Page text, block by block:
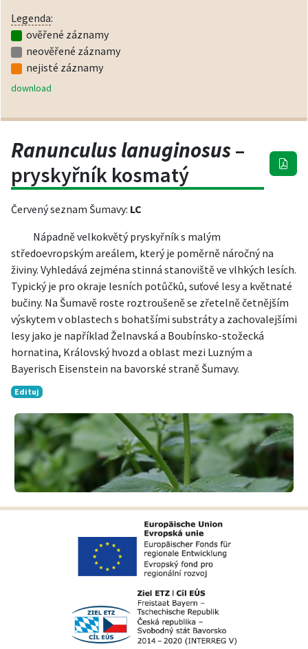
Legenda:
ověřené záznamy
neověřené záznamy
nejisté záznamy
download
Ranunculus lanuginosus–
pryskyřník kosmatý
Červený seznam Šumavy: LC
Nápadně velkokvětý pryskyřník s malým
středoevropským areálem, který je poměrně náročný na
živiny. Vyhledává zejména stinná stanoviště ve vlhkých lesích.
Typický je pro okraje lesních potůčků, suťové lesy a květnaté
bučiny. Na Šumavě roste roztroušeně se zřetelně četnějším
výskytem v oblastech s bohatšími substráty a zachovalejšími
lesy jako je například Želnavská a Boubínsko-stožecká
hornatina, Královský hvozd a oblast mezi Luzným a
Bayerisch Eisenstein na bavorské straně Šumavy.
Edituj